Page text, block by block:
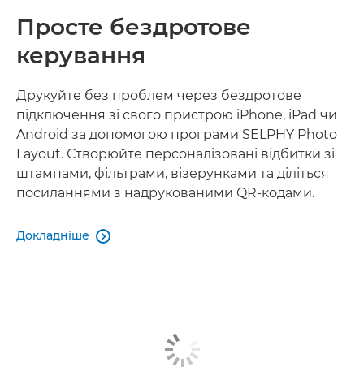
Просте бездротове
керування
Друкуйте без проблем через бездротове
підключення зі свого пристрою iPhone, iPad чи
Android за допомогою програми SELPHY Photo
Layout. Створюйте персоналізовані відбитки зі
штампами, фільтрами, візерунками та діліться
посиланнями з надрукованими QR-кодами.
Докладніше 